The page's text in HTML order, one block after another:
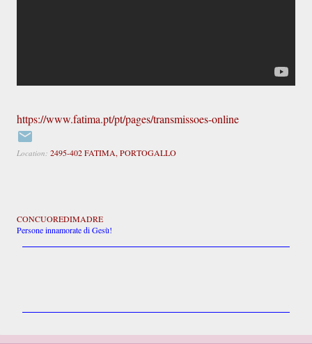
https://www.fatima.pt/pt/pages/transmissoes-online
Location: 2495-402 FATIMA, PORTOGALLO
CONCUOREDIMADRE
Persone innamorate di Gesù!
n